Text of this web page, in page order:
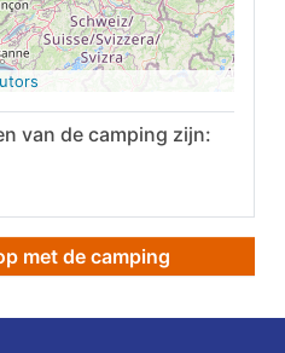
Maps
van de camping zijn:
met de camping